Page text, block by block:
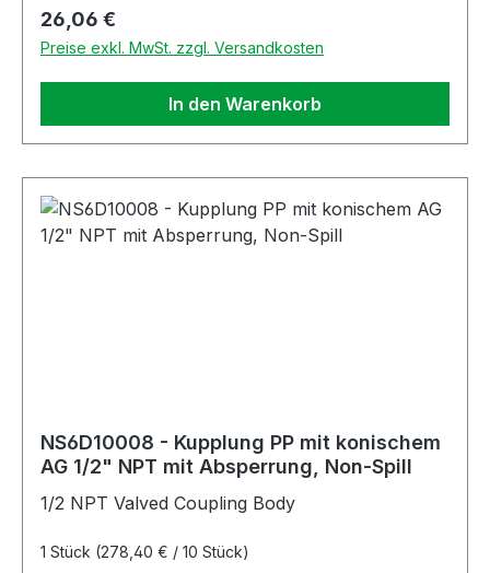
Regulärer Preis:
26,06 €
Preise exkl. MwSt. zzgl. Versandkosten
In den Warenkorb
NS6D10008 - Kupplung PP mit konischem
AG 1/2" NPT mit Absperrung, Non-Spill
1/2 NPT Valved Coupling Body
1 Stück (278,40 € / 10 Stück)